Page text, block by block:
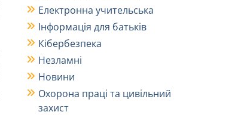
Електронна учительська
Інформація для батьків
Кібербезпека
Незламні
Новини
Охорона праці та цивільний
захист